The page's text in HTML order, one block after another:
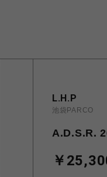
L.H.P
池袋PARCO
A.D.S.R.
￥